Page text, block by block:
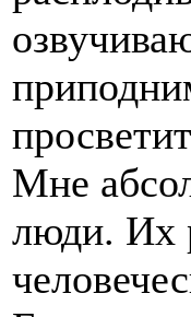
Мне
люди. Их